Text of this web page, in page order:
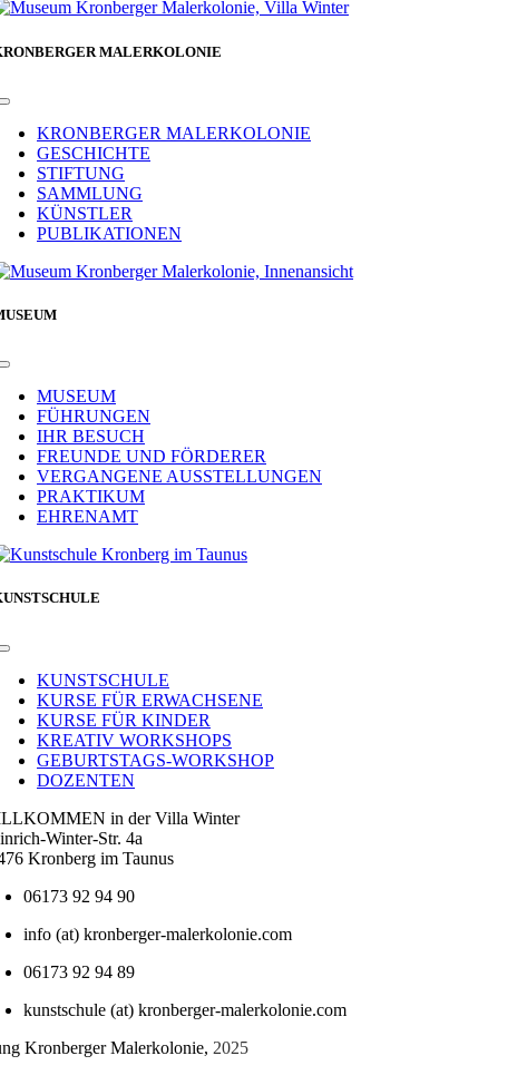
MALERKOLONIE
Toggle
NavigationKRONBERGER MALERKOLONIE
GESCHICHTE
STIFTUNG
SAMMLUNG
KÜNSTLER
PUBLIKATIONEN
Toggle
NavigationMUSEUM
FÜHRUNGEN
IHR BESUCH
FREUNDE UND FÖRDERER
VERGANGENE AUSSTELLUNGEN
PRAKTIKUM
EHRENAMT
Toggle
NavigationKUNSTSCHULE
KURSE FÜR ERWACHSENE
KURSE FÜR KINDER
KREATIV WORKSHOPS
GEBURTSTAGS-WORKSHOP
DOZENTEN
in der Villa Winter
Winter-Str. 4a
Kronberg im Taunus
06173 92 94 90
info (at) kronberger-malerkolonie.com
06173 92 94 89
kunstschule (at) kronberger-malerkolonie.com
Kronberger Malerkolonie, 2025